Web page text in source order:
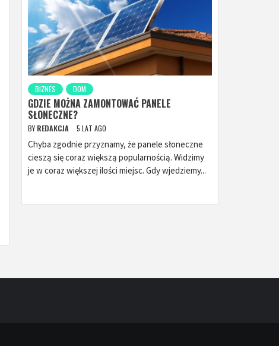
BIZNES DOM
GDZIE MOŻNA ZAMONTOWAĆ PANELE
SŁONECZNE?
BY REDAKCJA 5 LAT AGO
Chyba zgodnie przyznamy, że panele słoneczne
cieszą się coraz większą popularnością. Widzimy
je w coraz większej ilości miejsc. Gdy wjedziemy...